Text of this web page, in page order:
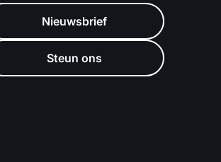
Nieuwsbrief
Steun ons